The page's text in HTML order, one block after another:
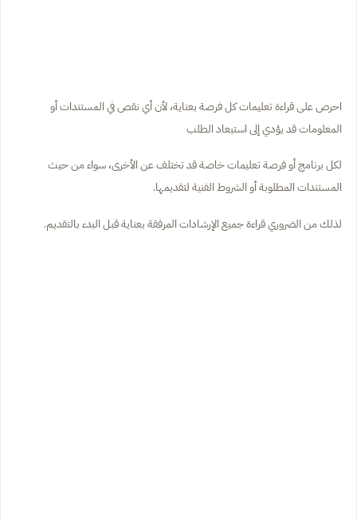
احرص على قراءة تعليمات كل فرصة بعناية، لأن أي نقص في المستندات أو
المعلومات قد يؤدي إلى استبعاد الطلب
لكل برنامج أو فرصة تعليمات خاصة قد تختلف عن الأخرى، سواء من حيث
المستندات المطلوبة أو الشروط الفنية لتقديمها.
لذلك من الضروري قراءة جميع الإرشادات المرفقة بعناية قبل البدء بالتقديم.